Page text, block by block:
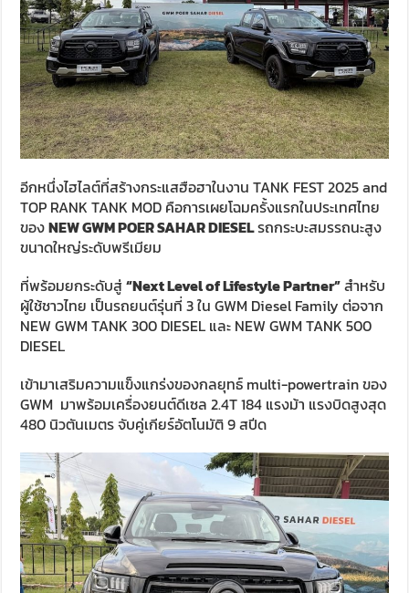
อีกหนึ่งไฮไลต์ที่สร้างกระแสฮือฮาในงาน TANK FEST 2025 and
TOP RANK TANK MOD คือการเผยโฉมครั้งแรกในประเทศไทย
ของNEW GWM POER SAHAR DIESELรถกระบะสมรรถนะสูง
ขนาดใหญ่ระดับพรีเมียม
ที่พร้อมยกระดับสู่“Next Level of Lifestyle Partner”สำหรับ
ผู้ใช้ชาวไทย เป็นรถยนต์รุ่นที่ 3 ใน GWM Diesel Family ต่อจาก
NEW GWM TANK 300 DIESEL และ NEW GWM TANK 500
DIESEL
เข้ามาเสริมความแข็งแกร่งของกลยุทธ์ multi-powertrain ของ
GWM มาพร้อมเครื่องยนต์ดีเซล 2.4T 184 แรงม้า แรงบิดสูงสุด
480 นิวตันเมตร จับคู่เกียร์อัตโนมัติ 9 สปีด